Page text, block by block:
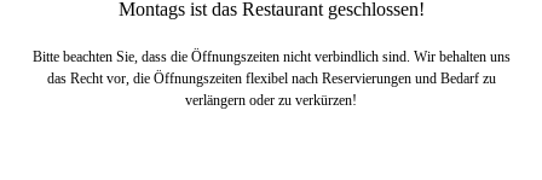
Montags ist das Restaurant geschlossen!
Bitte beachten Sie, dass die Öffnungszeiten nicht verbindlich sind. Wir behalten uns
das Recht vor, die Öffnungszeiten flexibel nach Reservierungen und Bedarf zu
verlängern oder zu verkürzen!